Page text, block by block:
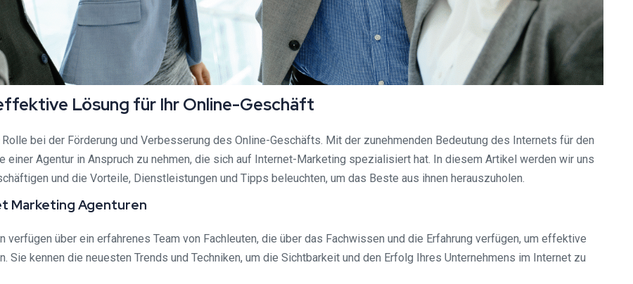
Lösung für Ihr Online-Geschäft
bei der Förderung und Verbesserung des Online-Geschäfts. Mit der zunehmenden Bedeutung des Internets für den
Agentur in Anspruch zu nehmen, die sich auf Internet-Marketing spezialisiert hat. In diesem Artikel werden wir uns
und die Vorteile, Dienstleistungen und Tipps beleuchten, um das Beste aus ihnen herauszuholen.
Marketing Agenturen
über ein erfahrenes Team von Fachleuten, die über das Fachwissen und die Erfahrung verfügen, um effektive
kennen die neuesten Trends und Techniken, um die Sichtbarkeit und den Erfolg Ihres Unternehmens im Internet zu